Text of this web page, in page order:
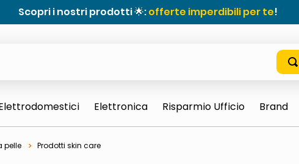
Scopri i nostri prodotti 🌟:offerte imperdibili per te!
Elettronica Risparmio Ufficio Brand
pelle Prodotti skin care